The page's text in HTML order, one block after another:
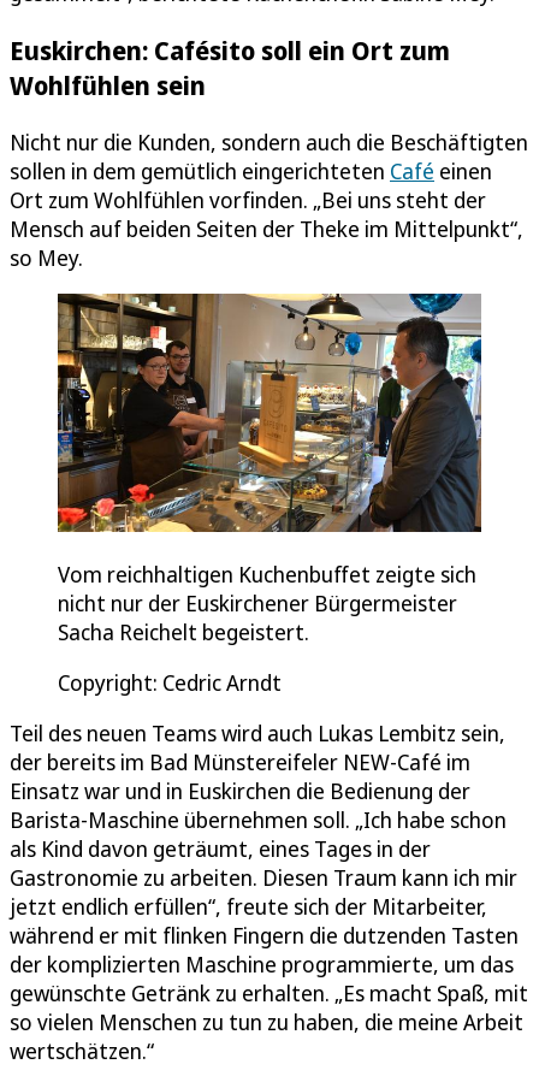
Euskirchen: Cafésito soll ein Ort zum
Wohlfühlen sein
Nicht nur die Kunden, sondern auch die Beschäftigten
sollen in dem gemütlich eingerichteten Café einen
Ort zum Wohlfühlen vorfinden. „Bei uns steht der
Mensch auf beiden Seiten der Theke im Mittelpunkt“,
so Mey.
Vom reichhaltigen Kuchenbuffet zeigte sich
nicht nur der Euskirchener Bürgermeister
Sacha Reichelt begeistert.
Copyright: Cedric Arndt
Teil des neuen Teams wird auch Lukas Lembitz sein,
der bereits im Bad Münstereifeler NEW-Café im
Einsatz war und in Euskirchen die Bedienung der
Barista-Maschine übernehmen soll. „Ich habe schon
als Kind davon geträumt, eines Tages in der
Gastronomie zu arbeiten. Diesen Traum kann ich mir
jetzt endlich erfüllen“, freute sich der Mitarbeiter,
während er mit flinken Fingern die dutzenden Tasten
der komplizierten Maschine programmierte, um das
gewünschte Getränk zu erhalten. „Es macht Spaß, mit
so vielen Menschen zu tun zu haben, die meine Arbeit
wertschätzen.“